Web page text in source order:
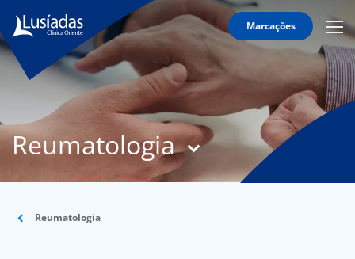
Marcações
Icon
Lusíadas
Hospitais
e
Clínico
Reumatologia
Reumatologia